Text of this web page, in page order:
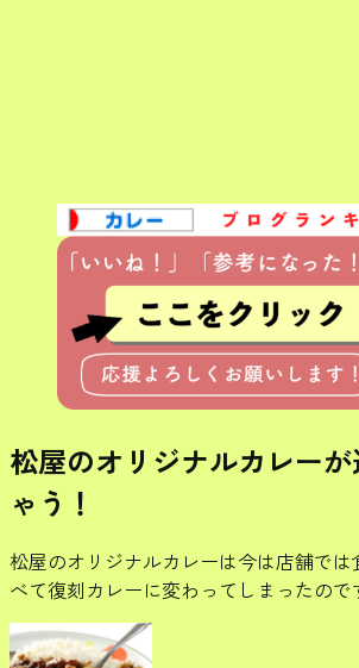
松屋のオリジナルカレー
ゃう！
松屋のオリジナルカレーは今は店舗で
べて復刻カレーに変わってしまったので